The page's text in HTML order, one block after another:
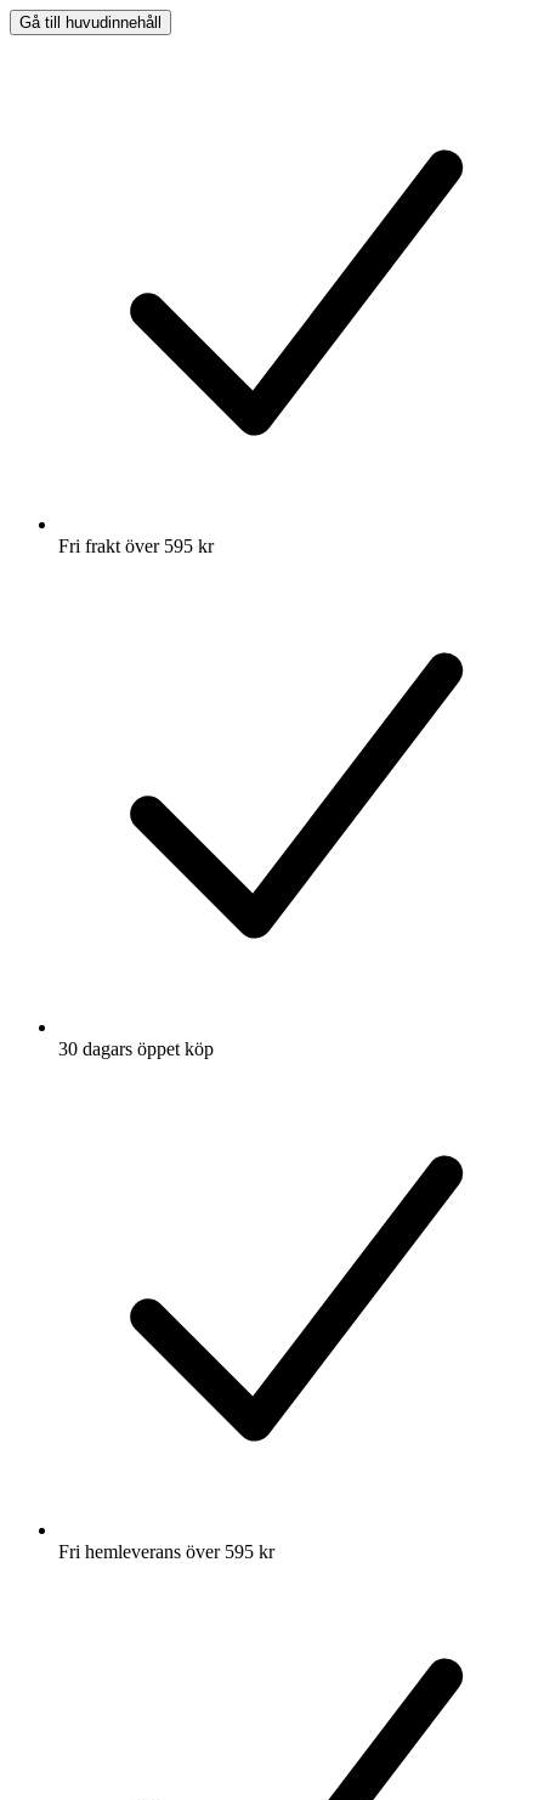
Gå till huvudinnehåll
Fri frakt över 595 kr
30 dagars öppet köp
Fri hemleverans över 595 kr